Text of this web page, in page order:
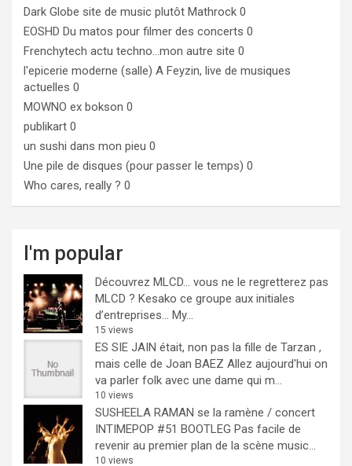
Dark Globe site de music plutôt Mathrock 0
EOSHD Du matos pour filmer des concerts 0
Frenchytech actu techno…mon autre site 0
l'epicerie moderne (salle) A Feyzin, live de musiques
actuelles 0
MOWNO ex bokson 0
publikart 0
un sushi dans mon pieu 0
Une pile de disques (pour passer le temps) 0
Who cares, really ? 0
I'm popular
Découvrez MLCD… vous ne le regretterez pas
MLCD ? Kesako ce groupe aux initiales
d’entreprises… My...
15 views
ES SIE JAIN était, non pas la fille de Tarzan ,
mais celle de Joan BAEZ Allez aujourd'hui on
va parler folk avec une dame qui m...
10 views
SUSHEELA RAMAN se la ramène / concert
INTIMEPOP #51 BOOTLEG Pas facile de
revenir au premier plan de la scène music...
10 views